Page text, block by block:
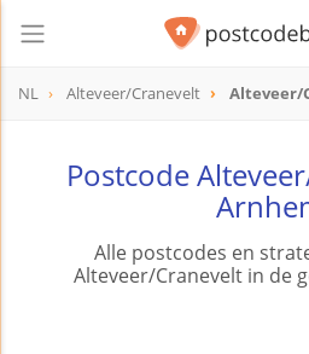
NL Alteveer/Cranevelt Alteveer/
Postcode
Alle postcodes en
Alteveer/Cranevelt in de